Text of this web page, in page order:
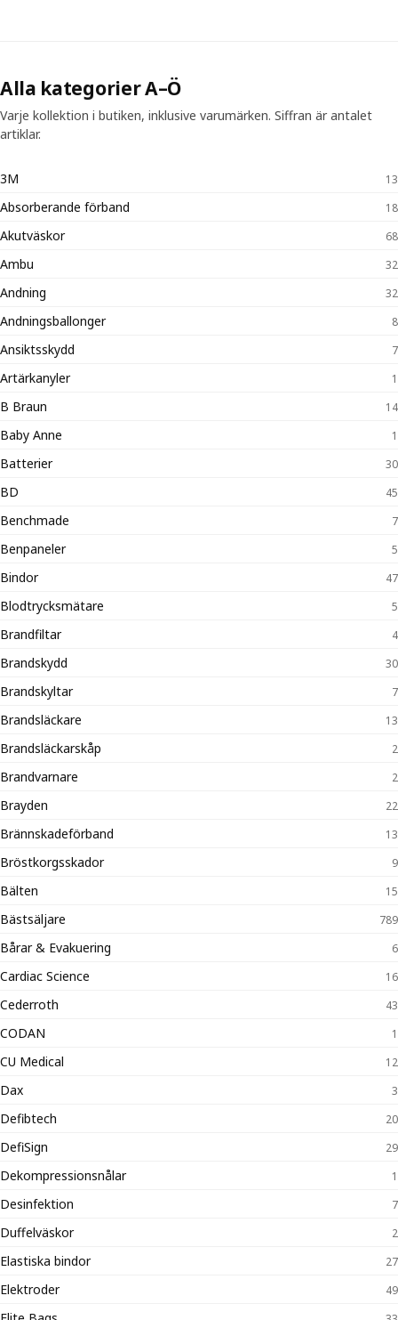
Alla kategorier A–Ö
Varje kollektion i butiken, inklusive varumärken. Siffran är antalet
artiklar.
3M 13
Absorberande förband 18
Akutväskor 68
Ambu 32
Andning 32
Andningsballonger 8
Ansiktsskydd 7
Artärkanyler 1
B Braun 14
Baby Anne 1
Batterier 30
BD 45
Benchmade 7
Benpaneler 5
Bindor 47
Blodtrycksmätare 5
Brandfiltar 4
Brandskydd 30
Brandskyltar 7
Brandsläckare 13
Brandsläckarskåp 2
Brandvarnare 2
Brayden 22
Brännskadeförband 13
Bröstkorgsskador 9
Bälten 15
Bästsäljare 789
Bårar & Evakuering 6
Cardiac Science 16
Cederroth 43
CODAN 1
CU Medical 12
Dax 3
Defibtech 20
DefiSign 29
Dekompressionsnålar 1
Desinfektion 7
Duffelväskor 2
Elastiska bindor 27
Elektroder 49